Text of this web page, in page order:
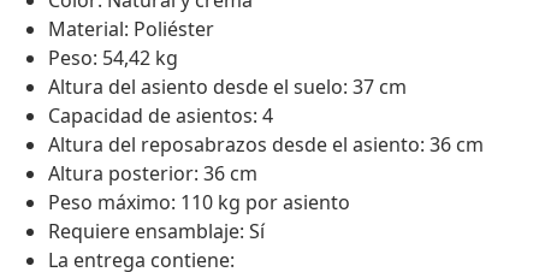
Material: Poliéster
Peso: 54,42 kg
Altura del asiento desde el suelo: 37 cm
Capacidad de asientos: 4
Altura del reposabrazos desde el asiento: 36 cm
Altura posterior: 36 cm
Peso máximo: 110 kg por asiento
Requiere ensamblaje: Sí
La entrega contiene: